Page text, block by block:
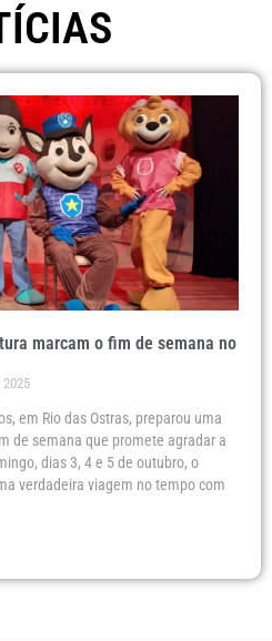
marcam o fim de semana no
em Rio das Ostras, preparou uma
de semana que promete agradar a
dias 3, 4 e 5 de outubro, o
verdadeira viagem no tempo com